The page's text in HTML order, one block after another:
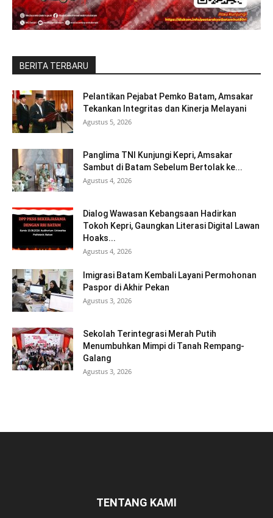
BERITA TERBARU
Pelantikan Pejabat Pemko Batam, Amsakar
Tekankan Integritas dan Kinerja Melayani
Agustus 5, 2026
Panglima TNI Kunjungi Kepri, Amsakar
Sambut di Batam Sebelum Bertolak ke...
Agustus 4, 2026
Dialog Wawasan Kebangsaan Hadirkan
Tokoh Kepri, Gaungkan Literasi Digital Lawan
Hoaks...
Agustus 4, 2026
Imigrasi Batam Kembali Layani Permohonan
Paspor di Akhir Pekan
Agustus 3, 2026
Sekolah Terintegrasi Merah Putih
Menumbuhkan Mimpi di Tanah Rempang-
Galang
Agustus 3, 2026
TENTANG KAMI